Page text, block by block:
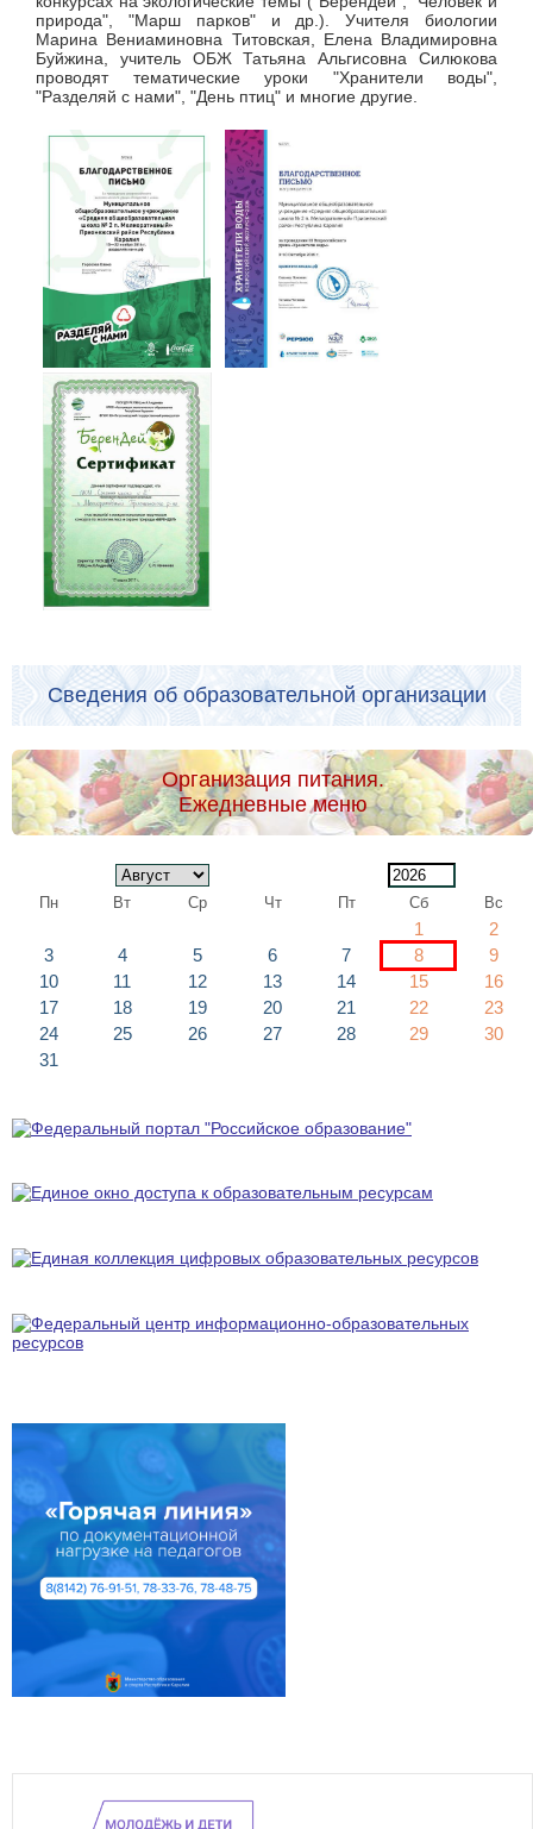
природа", "Марш парков" и др.). Учителя биологии
Марина Вениаминовна Титовская, Елена Владимировна
Буйжина, учитель ОБЖ Татьяна Альгисовна Силюкова
проводят тематические уроки "Хранители воды",
"Разделяй с нами", "День птиц" и многие другие.
Сведения об образовательной организации
Организация питания.
Ежедневные меню
Пн Вт Ср Чт Пт Сб Вс
1
2
3
4 5 6 7 8
9
10
11 12 13 14 15
16
17
18 19 20 21 22
23
24
25 26 27 28 29
30
31